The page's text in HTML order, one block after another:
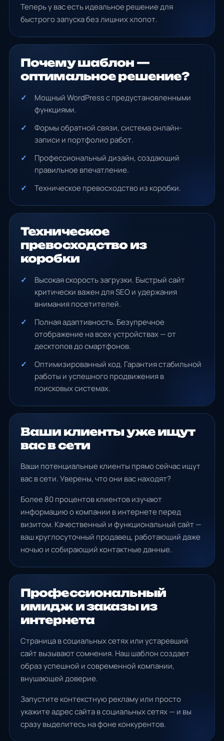
Теперь у вас есть идеальное решение для
быстрого запуска без лишних хлопот.
Почему шаблон —
оптимальное решение?
Мощный WordPress с предустановленными
функциями.
Формы обратной связи, система онлайн-
записи и портфолио работ.
Профессиональный дизайн, создающий
правильное впечатление.
Техническое превосходство из коробки.
Техническое
превосходство из
коробки
Высокая скорость загрузки. Быстрый сайт
критически важен для SEO и удержания
внимания посетителей.
Полная адаптивность. Безупречное
отображение на всех устройствах — от
десктопов до смартфонов.
Оптимизированный код. Гарантия стабильной
работы и успешного продвижения в
поисковых системах.
Ваши клиенты уже ищут
вас в сети
Ваши потенциальные клиенты прямо сейчас ищут
вас в сети. Уверены, что они вас находят?
Более 80 процентов клиентов изучают
информацию о компании в интернете перед
визитом. Качественный и функциональный сайт —
ваш круглосуточный продавец, работающий даже
ночью и собирающий контактные данные.
Профессиональный
имидж и заказы из
интернета
Страница в социальных сетях или устаревший
сайт вызывают сомнения. Наш шаблон создает
образ успешной и современной компании,
внушающей доверие.
Запустите контекстную рекламу или просто
укажите адрес сайта в социальных сетях — и вы
сразу выделитесь на фоне конкурентов.